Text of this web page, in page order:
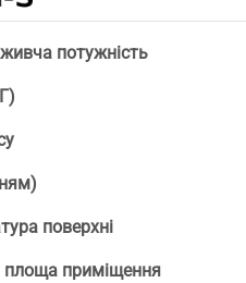
потужність
поверхні
приміщення